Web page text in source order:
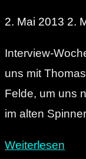
2. Mai 2013 2.
Interview-
uns mit
Felde, um uns
im alten
Weiterlesen